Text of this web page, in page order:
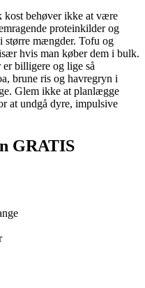
kost behøver ikke at være
proteinkilder og
større mængder. Tofu og
hvis man køber dem i bulk.
er billigere og lige så
brune ris og havregryn i
Glem ikke at planlægge
at undgå dyre, impulsive
GRATIS